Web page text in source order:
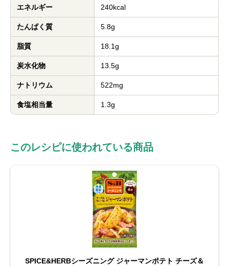
エネルギー 240kcal
たんぱく質 5.8g
脂質 18.1g
炭水化物 13.5g
ナトリウム 522mg
食塩相当量 1.3g
このレシピに使われている商品
SPICE&HERBシーズニング ジャーマンポテト チーズ＆